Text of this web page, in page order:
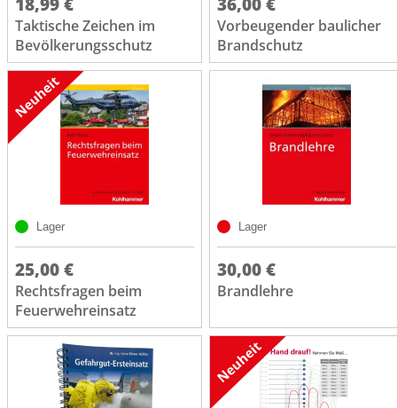
Taktische Zeichen im
Bevölkerungsschutz
Vorbeugender baulicher
Brandschutz
Lager
25,00 €
Rechtsfragen beim
Feuerwehreinsatz
Lager
30,00 €
Brandlehre